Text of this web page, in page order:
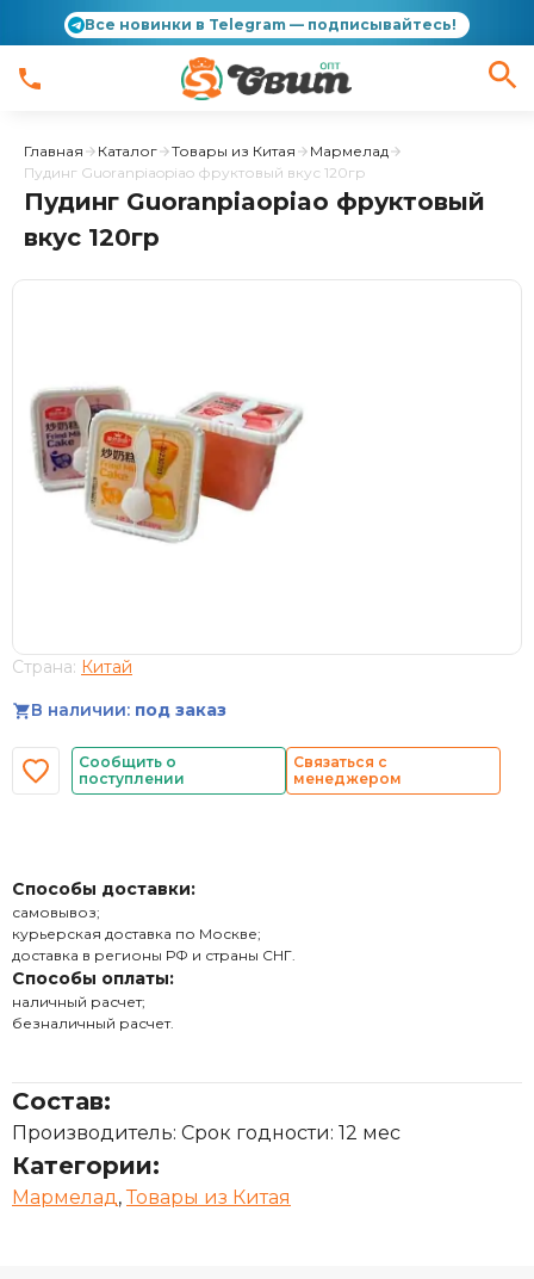
Все новинки в Telegram — подписывайтесь!
Главная Каталог Товары из Китая
Мармелад
Пудинг Guoranpiaopiao фруктовый вкус 120гр
Пудинг Guoranpiaopiao фруктовый
вкус 120гр
Страна: Китай
В наличии: под заказ
Сообщить о
поступлении
Связаться с
менеджером
Способы доставки:
самовывоз;
курьерская доставка по Москве;
доставка в регионы РФ и страны СНГ.
Способы оплаты:
наличный расчет;
безналичный расчет.
Состав:
Производитель: Срок годности: 12 мес
Категории:
Мармелад,Товары из Китая